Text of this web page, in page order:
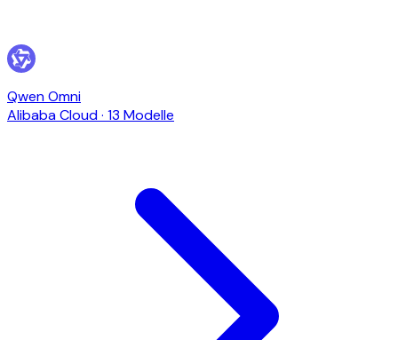
Qwen Omni
Alibaba Cloud· 13 Modelle